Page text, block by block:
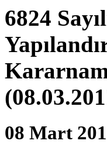
6824
08 Mart